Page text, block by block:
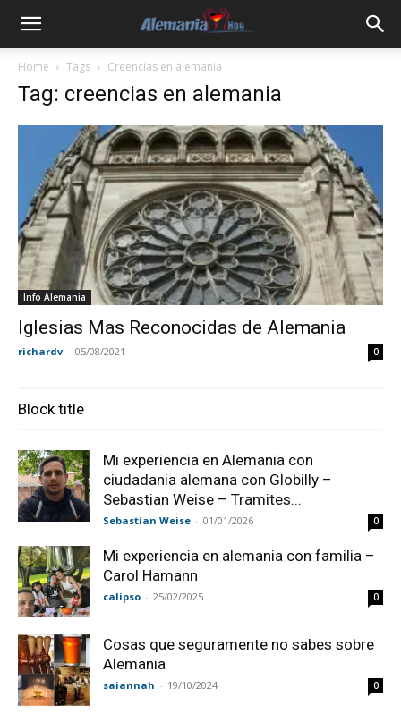
Home Tags Creencias en alemania
Tag: creencias en alemania
Info Alemania
Iglesias Mas Reconocidas de Alemania
richardv - 05/08/2021 0
Block title
Mi experiencia en Alemania con
ciudadania alemana con Globilly –
Sebastian Weise – Tramites...
Sebastian Weise - 01/01/2026 0
Mi experiencia en alemania con familia –
Carol Hamann
calipso - 25/02/2025 0
Cosas que seguramente no sabes sobre
Alemania
saiannah - 19/10/2024 0